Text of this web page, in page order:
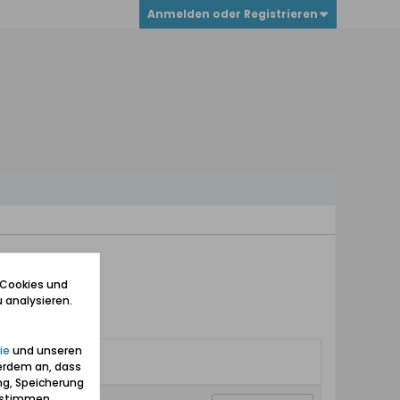
Anmelden oder Registrieren
und
und unseren
an, dass
Speicherung